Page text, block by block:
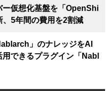
仮想化基盤を「OpenShi
5年間の費用を2割減
」のナレッジをAI
できるプラグイン「Nabl